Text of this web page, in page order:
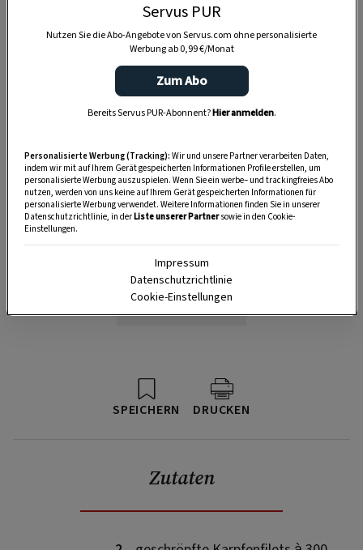
Anzeige
SPEICHERN DRUCKEN
Zutaten
Servus PUR
Nutzen Sie die Abo-Angebote von Servus.com ohne personalisierte
Werbung ab 0,99 €/Monat
Zum Abo
Bereits Servus PUR-Abonnent?Hier anmelden.
Personalisierte Werbung (Tracking): Wir und unsere Partner verarbeiten Daten,
indem wir mit auf Ihrem Gerät gespeicherten Informationen Profile erstellen, um
personalisierte Werbung auszuspielen. Wenn Sie ein werbe– und trackingfreies Abo
nutzen, werden von uns keine auf Ihrem Gerät gespeicherten Informationen für
personalisierte Werbung verwendet. Weitere Informationen finden Sie in unserer
Datenschutzrichtlinie, in derListe unserer Partnersowie in den Cookie-
Einstellungen.
Impressum
Datenschutzrichtlinie
Cookie-Einstellungen